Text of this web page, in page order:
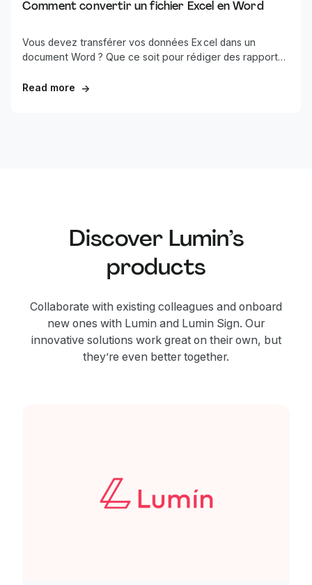
Comment convertir un fichier Excel en Word
Vous devez transférer vos données Excel dans un
document Word ? Que ce soit pour rédiger des rapports,
données pour des présentations, convertir Excel en
Read more →
Discover Lumin’s
products
Collaborate with existing colleagues and onboard
new ones with Lumin and Lumin Sign. Our
innovative solutions work great on their own, but
they’re even better together.